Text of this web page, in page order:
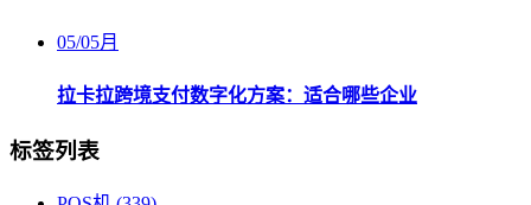
05/05月
拉卡拉跨境支付数字化方案：适合哪些企业
标签列表